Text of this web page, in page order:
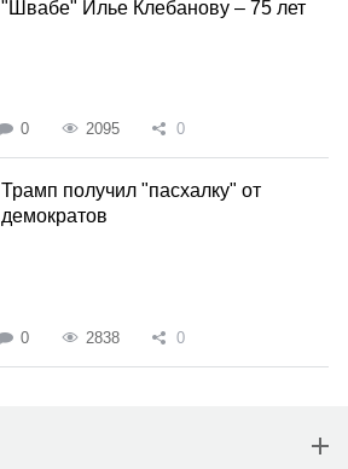
"Швабе" Илье Клебанову – 75 лет
0 2095 0
Трамп получил "пасхалку" от
демократов
0 2838 0